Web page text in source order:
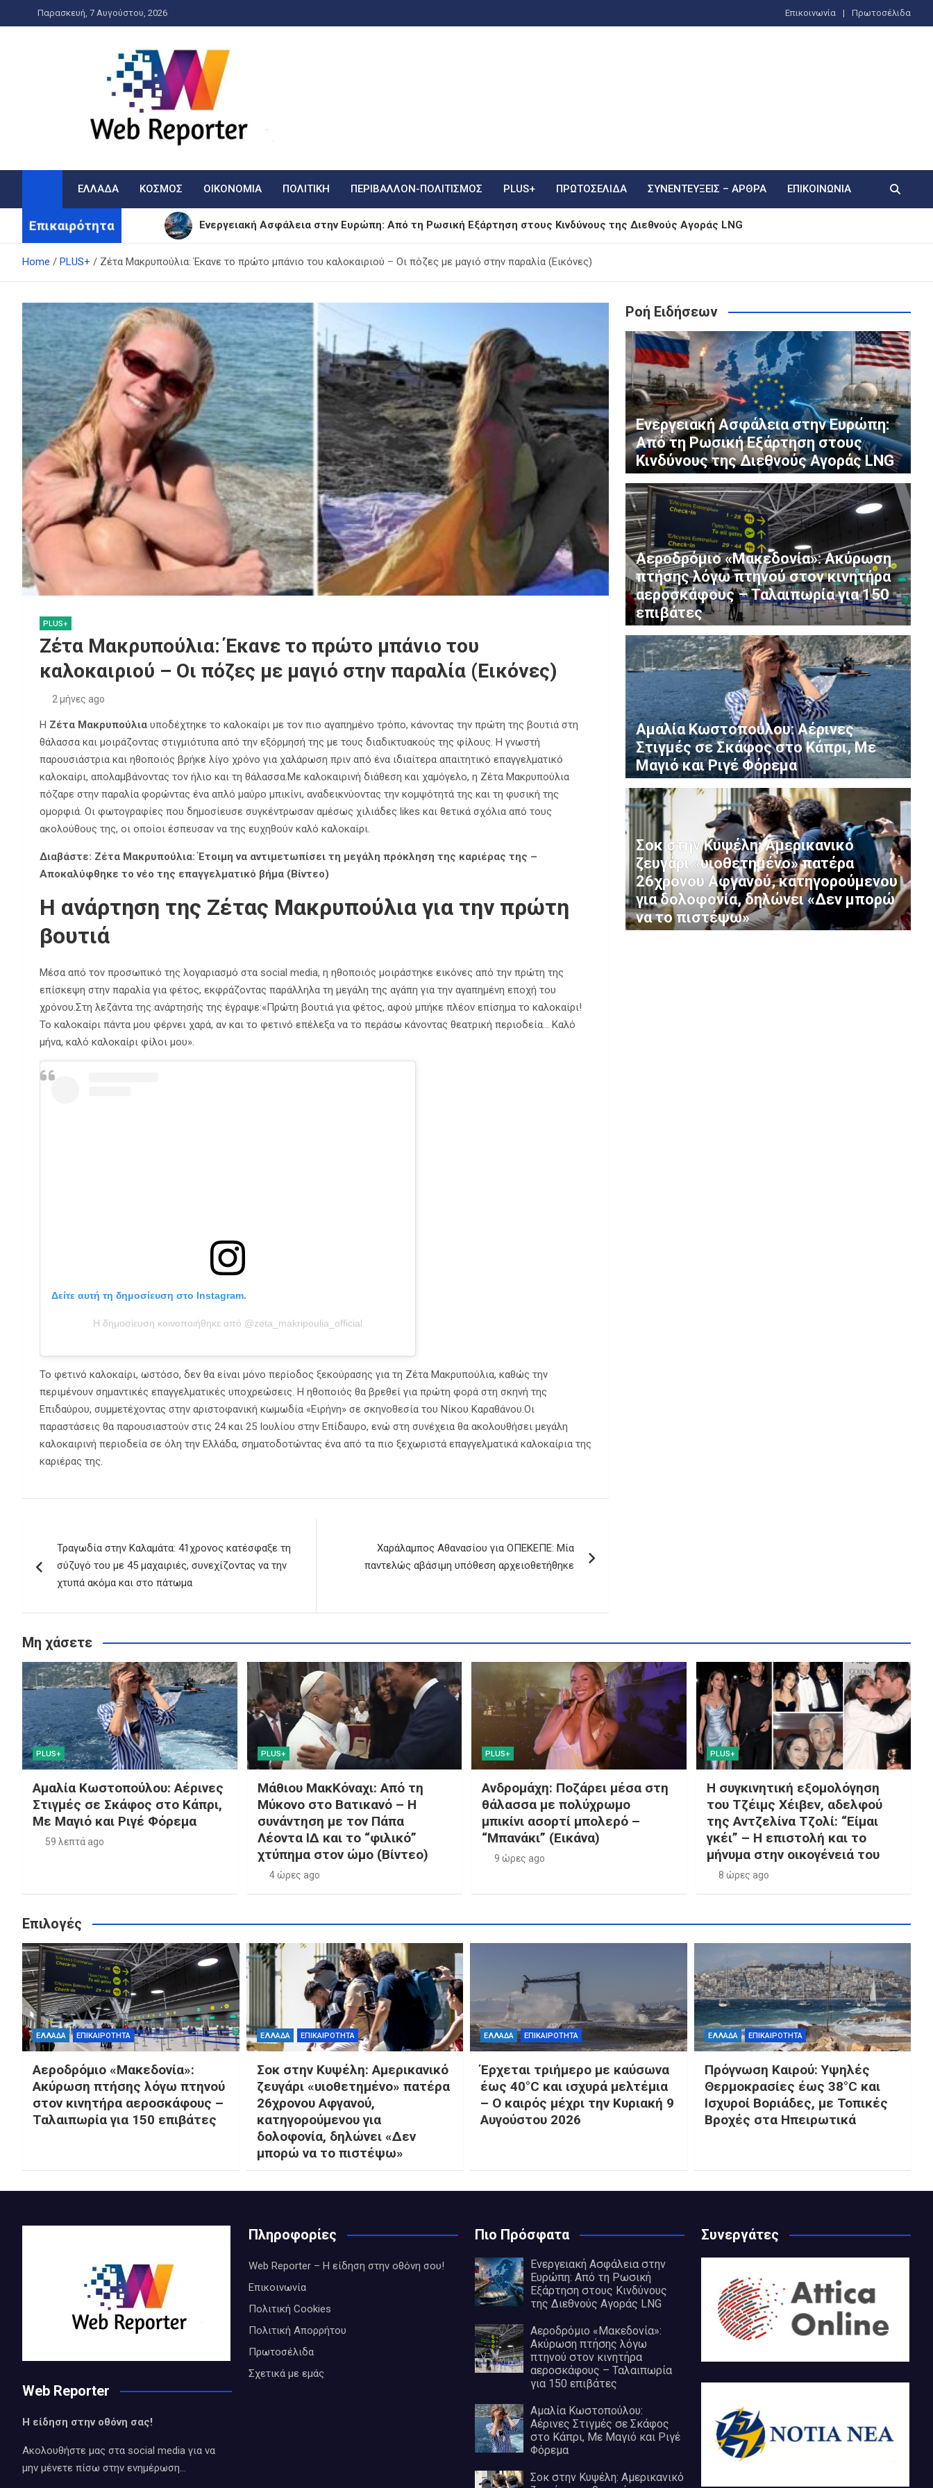
to
Παρασκευή, 7 Αυγούστου, 2026 Επικοινωνία Πρωτοσέλιδα
WebReporter
ΕΛΛΑΔΑ ΚΟΣΜΟΣ ΟΙΚΟΝΟΜΙΑ ΠΟΛΙΤΙΚΗ ΠΕΡΙΒΑΛΛΟΝ-ΠΟΛΙΤΙΣΜΟΣ PLUS+ ΠΡΩΤΟΣΈΛΙΔΑ ΣΥΝΕΝΤΕΎΞΕΙΣ – ΆΡΘΡΑ ΕΠΙΚΟΙΝΩΝΊΑ
Επικαιρότητα Ενεργειακή Ασφάλεια στην Ευρώπη: Από τη Ρωσική Εξάρτηση στους Κινδύνους της Διεθνούς Αγοράς LNG
Αεροδρόμιο «Μακεδονία»: Ακύρωση πτήσης λόγω πτηνού στον κινητήρα αεροσκάφους – Ταλαιπωρία για 150 επιβάτες
Σοκ στην Κυψέλη: Αμερικανικό ζευγάρι «υιοθετημένο» πατέρα 26χρονου Αφγανού, κατηγορούμενου για δολοφονία, δηλώνει «Δεν μπορώ να το
πιστέψω»Έρχεται τριήμερο με καύσωνα έως 40°C και ισχυρά μελτέμια – Ο καιρός μέχρι την Κυριακή 9 Αυγούστου 2026
Home PLUS+ Ζέτα Μακρυπούλια: Έκανε το πρώτο μπάνιο του καλοκαιριού – Οι πόζες με μαγιό στην παραλία (Εικόνες)
PLUS+
Ζέτα Μακρυπούλια: Έκανε το πρώτο μπάνιο του
καλοκαιριού – Οι πόζες με μαγιό στην παραλία (Εικόνες)
2 μήνες ago
Η Ζέτα Μακρυπούλια υποδέχτηκε το καλοκαίρι με τον πιο αγαπημένο τρόπο, κάνοντας την πρώτη της βουτιά στη
θάλασσα και μοιράζοντας στιγμιότυπα από την εξόρμησή της με τους διαδικτυακούς της φίλους. Η γνωστή
παρουσιάστρια και ηθοποιός βρήκε λίγο χρόνο για χαλάρωση πριν από ένα ιδιαίτερα απαιτητικό επαγγελματικό
καλοκαίρι, απολαμβάνοντας τον ήλιο και τη θάλασσα.Με καλοκαιρινή διάθεση και χαμόγελο, η Ζέτα Μακρυπούλια
πόζαρε στην παραλία φορώντας ένα απλό μαύρο μπικίνι, αναδεικνύοντας την κομψότητά της και τη φυσική της
ομορφιά. Οι φωτογραφίες που δημοσίευσε συγκέντρωσαν αμέσως χιλιάδες likes και θετικά σχόλια από τους
ακολούθους της, οι οποίοι έσπευσαν να της ευχηθούν καλό καλοκαίρι.
Διαβάστε: Ζέτα Μακρυπούλια: Έτοιμη να αντιμετωπίσει τη μεγάλη πρόκληση της καριέρας της –
Αποκαλύφθηκε το νέο της επαγγελματικό βήμα (Βίντεο)
Η ανάρτηση της Ζέτας Μακρυπούλια για την πρώτη
βουτιά
Μέσα από τον προσωπικό της λογαριασμό στα social media, η ηθοποιός μοιράστηκε εικόνες από την πρώτη της
επίσκεψη στην παραλία για φέτος, εκφράζοντας παράλληλα τη μεγάλη της αγάπη για την αγαπημένη εποχή του
χρόνου.Στη λεζάντα της ανάρτησής της έγραψε:«Πρώτη βουτιά για φέτος, αφού μπήκε πλέον επίσημα το καλοκαίρι!
Το καλοκαίρι πάντα μου φέρνει χαρά, αν και το φετινό επέλεξα να το περάσω κάνοντας θεατρική περιοδεία… Καλό
μήνα, καλό καλοκαίρι φίλοι μου».
Δείτε αυτή τη δημοσίευση στο Instagram.
Η δημοσίευση κοινοποιήθηκε από @zeta_makripoulia_official
Το φετινό καλοκαίρι, ωστόσο, δεν θα είναι μόνο περίοδος ξεκούρασης για τη Ζέτα Μακρυπούλια, καθώς την
περιμένουν σημαντικές επαγγελματικές υποχρεώσεις. Η ηθοποιός θα βρεθεί για πρώτη φορά στη σκηνή της
Επιδαύρου, συμμετέχοντας στην αριστοφανική κωμωδία «Ειρήνη» σε σκηνοθεσία του Νίκου Καραθάνου.Οι
παραστάσεις θα παρουσιαστούν στις 24 και 25 Ιουλίου στην Επίδαυρο, ενώ στη συνέχεια θα ακολουθήσει μεγάλη
καλοκαιρινή περιοδεία σε όλη την Ελλάδα, σηματοδοτώντας ένα από τα πιο ξεχωριστά επαγγελματικά καλοκαίρια της
καριέρας της.
άρθρων
Τραγωδία στην Καλαμάτα: 41χρονος κατέσφαξε τη
σύζυγό του με 45 μαχαιριές, συνεχίζοντας να την
χτυπά ακόμα και στο πάτωμα
Χαράλαμπος Αθανασίου για ΟΠΕΚΕΠΕ: Μία
παντελώς αβάσιμη υπόθεση αρχειοθετήθηκε
Ροή Ειδήσεων
Ενεργειακή Ασφάλεια στην Ευρώπη:
Από τη Ρωσική Εξάρτηση στους
Κινδύνους της Διεθνούς Αγοράς LNG
Αεροδρόμιο «Μακεδονία»: Ακύρωση
πτήσης λόγω πτηνού στον κινητήρα
αεροσκάφους – Ταλαιπωρία για 150
επιβάτες
Αμαλία Κωστοπούλου: Αέρινες
Στιγμές σε Σκάφος στο Κάπρι, Με
Μαγιό και Ριγέ Φόρεμα
Σοκ στην Κυψέλη: Αμερικανικό
ζευγάρι «υιοθετημένο» πατέρα
26χρονου Αφγανού, κατηγορούμενου
για δολοφονία, δηλώνει «Δεν μπορώ
να το πιστέψω»
Μη χάσετε
PLUS+
Αμαλία Κωστοπούλου: Αέρινες
Στιγμές σε Σκάφος στο Κάπρι,
Με Μαγιό και Ριγέ Φόρεμα
59 λεπτά ago
PLUS+
Μάθιου ΜακΚόναχι: Από τη
Μύκονο στο Βατικανό – Η
συνάντηση με τον Πάπα
Λέοντα ΙΔ και το “φιλικό”
χτύπημα στον ώμο (Βίντεο)
4 ώρες ago
PLUS+
Ανδρομάχη: Ποζάρει μέσα στη
θάλασσα με πολύχρωμο
μπικίνι ασορτί μπολερό –
“Μπανάκι” (Εικάνα)
9 ώρες ago
PLUS+
Η συγκινητική εξομολόγηση
του Τζέιμς Χέιβεν, αδελφού
της Αντζελίνα Τζολί: “Είμαι
γκέι” – Η επιστολή και το
μήνυμα στην οικογένειά του
8 ώρες ago
Επιλογές
ΕΛΛΑΔΑ ΕΠΙΚΑΙΡΟΤΗΤΑ
Αεροδρόμιο «Μακεδονία»:
Ακύρωση πτήσης λόγω πτηνού
στον κινητήρα αεροσκάφους –
Ταλαιπωρία για 150 επιβάτες
ΕΛΛΑΔΑ ΕΠΙΚΑΙΡΟΤΗΤΑ
Σοκ στην Κυψέλη: Αμερικανικό
ζευγάρι «υιοθετημένο» πατέρα
26χρονου Αφγανού,
κατηγορούμενου για
δολοφονία, δηλώνει «Δεν
μπορώ να το πιστέψω»
ΕΛΛΑΔΑ ΕΠΙΚΑΙΡΟΤΗΤΑ
Έρχεται τριήμερο με καύσωνα
έως 40°C και ισχυρά μελτέμια
– Ο καιρός μέχρι την Κυριακή 9
Αυγούστου 2026
ΕΛΛΑΔΑ ΕΠΙΚΑΙΡΟΤΗΤΑ
Πρόγνωση Καιρού: Υψηλές
Θερμοκρασίες έως 38°C και
Ισχυροί Βοριάδες, με Τοπικές
Βροχές στα Ηπειρωτικά
Web Reporter
Η είδηση στην οθόνη σας!
Ακολουθήστε μας στα social media για να
μην μένετε πίσω στην ενημέρωση…
Πληροφορίες
Web Reporter – Η είδηση στην οθόνη σου!
Επικοινωνία
Πολιτική Cookies
Πολιτική Απορρήτου
Πρωτοσέλιδα
Σχετικά με εμάς
Πιο Πρόσφατα
Ενεργειακή Ασφάλεια στην
Ευρώπη: Από τη Ρωσική
Εξάρτηση στους Κινδύνους
της Διεθνούς Αγοράς LNG
Αεροδρόμιο «Μακεδονία»:
Ακύρωση πτήσης λόγω
πτηνού στον κινητήρα
αεροσκάφους – Ταλαιπωρία
για 150 επιβάτες
Αμαλία Κωστοπούλου:
Αέρινες Στιγμές σε Σκάφος
στο Κάπρι, Με Μαγιό και Ριγέ
Φόρεμα
Σοκ στην Κυψέλη: Αμερικανικό
Συνεργάτες